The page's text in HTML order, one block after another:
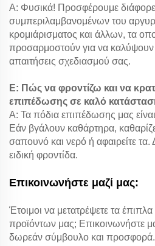
Α: Φυσικά! Προσφέρουμε
συμπεριλαμβανομένων του
κρομιάρισματος και άλλων, τα
προσαρμοστούν για να καλύψουν
απαιτήσεις σχεδιασμού σας.
Ε: Πώς να φροντίζω και να
επιπέδωσης σε καλό
Α: Τα πόδια επιπέδωσης μας
Εάν βγάλουν καθάρτηρα,
σαπουνό και νερό ή αφαιρείτε τα.
ειδική φροντίδα.
Επικοινωνήστε μαζί μας:
Έτοιμοι να μετατρέψετε τα
προϊόντων μας; Επικοινωνήστε
δωρεάν σύμβουλο και προσφορά.